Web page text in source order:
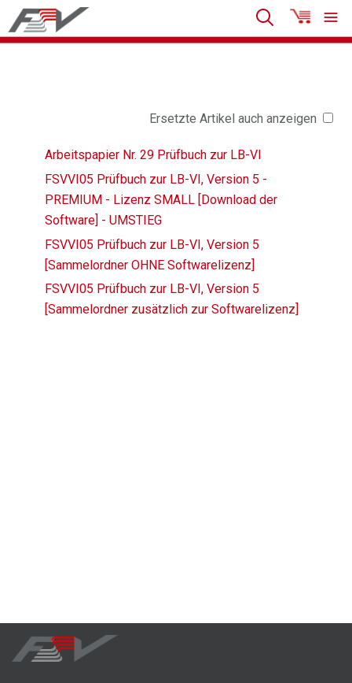
Ersetzte Artikel auch anzeigen
Arbeitspapier Nr. 29 Prüfbuch zur LB-VI
FSVVI05 Prüfbuch zur LB-VI, Version 5 -
PREMIUM - Lizenz SMALL [Download der
Software] - UMSTIEG
FSVVI05 Prüfbuch zur LB-VI, Version 5
[Sammelordner OHNE Softwarelizenz]
FSVVI05 Prüfbuch zur LB-VI, Version 5
[Sammelordner zusätzlich zur Softwarelizenz]